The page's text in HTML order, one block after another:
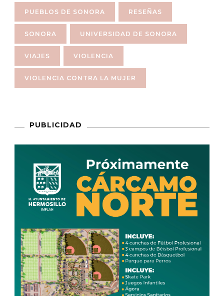
PUEBLOS DE SONORA RESEÑAS
SONORA UNIVERSIDAD DE SONORA
VIAJES VIOLENCIA
VIOLENCIA CONTRA LA MUJER
PUBLICIDAD